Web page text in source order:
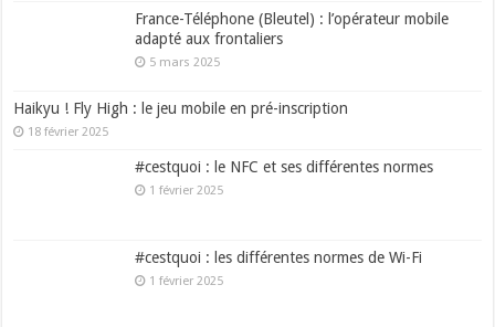
France-Téléphone (Bleutel) : l’opérateur mobile
adapté aux frontaliers
5 mars 2025
Haikyu ! Fly High : le jeu mobile en pré-inscription
18 février 2025
#cestquoi : le NFC et ses différentes normes
1 février 2025
#cestquoi : les différentes normes de Wi-Fi
1 février 2025